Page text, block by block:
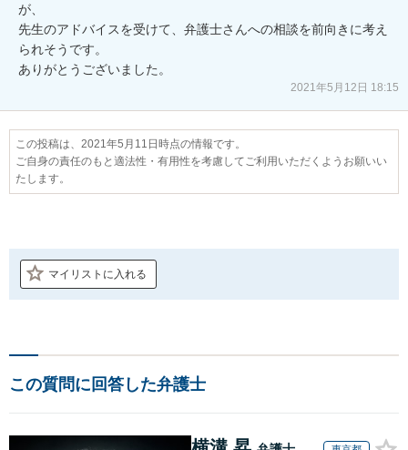
が、
先生のアドバイスを受けて、弁護士さんへの相談を前向きに考え
られそうです。
ありがとうございました。
2021年5月12日 18:15
この投稿は、2021年5月11日時点の情報です。
ご自身の責任のもと適法性・有用性を考慮してご利用いただくようお願いい
たします。
マイリストに入れる
この質問に回答した弁護士